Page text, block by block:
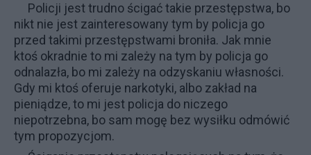
Policji jest trudno ścigać takie przestępstwa, bo
nikt nie jest zainteresowany tym by policja go
przed takimi przestępstwami broniła. Jak mnie
ktoś okradnie to mi zależy na tym by policja go
odnalazła, bo mi zależy na odzyskaniu własności.
Gdy mi ktoś oferuje narkotyki, albo zakład na
pieniądze, to mi jest policja do niczego
niepotrzebna, bo sam mogę bez wysiłku odmówić
tym propozycjom.